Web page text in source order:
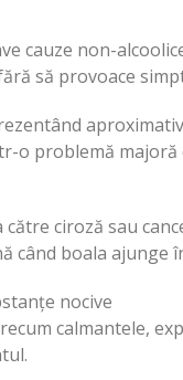
cauze non-
să provoace
o problemă
ciroză sau
când boala ajunge
nocive
calmantele,